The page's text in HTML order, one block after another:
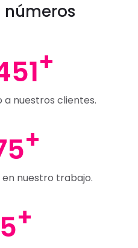
números
a nuestros clientes.
nuestro trabajo.